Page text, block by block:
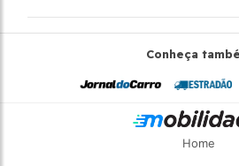
Conheça
Home